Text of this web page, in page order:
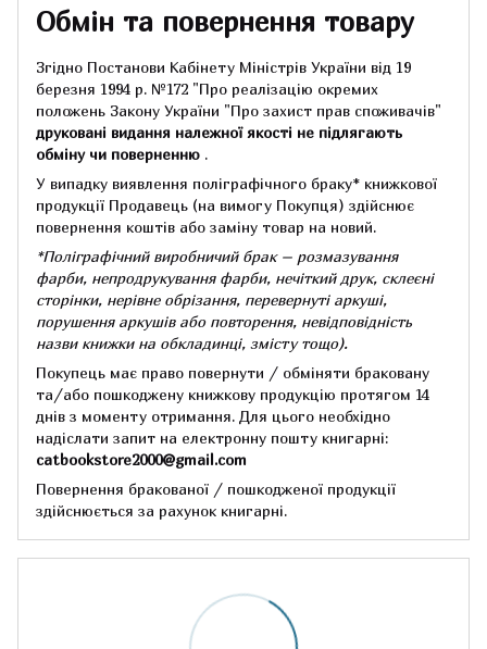
Обмін та повернення товару
Згідно Постанови Кабінету Міністрів України від 19
березня 1994 р. №172 "Про реалізацію окремих
положень Закону України "Про захист прав споживачів"
друковані видання належної якості не підлягають
обміну чи поверненню .
У випадку виявлення поліграфічного браку* книжкової
продукції Продавець (на вимогу Покупця) здійснює
повернення коштів або заміну товар на новий.
*Поліграфічний виробничий брак – розмазування
фарби, непродрукування фарби, нечіткий друк, склеєні
сторінки, нерівне обрізання, перевернуті аркуші,
порушення аркушів або повторення, невідповідність
назви книжки на обкладинці, змісту тощо).
Покупець має право повернути / обміняти браковану
та/або пошкоджену книжкову продукцію протягом 14
днів з моменту отримання. Для цього необхідно
надіслати запит на електронну пошту книгарні:
catbookstore2000@gmail.com
Повернення бракованої / пошкодженої продукції
здійснюється за рахунок книгарні.